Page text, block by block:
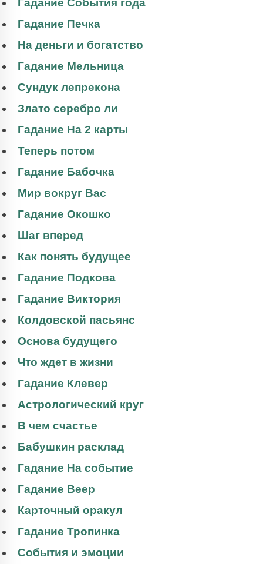
Гадание Печка
На деньги и богатство
Гадание Мельница
Сундук лепрекона
Злато серебро ли
Гадание На 2 карты
Теперь потом
Гадание Бабочка
Мир вокруг Вас
Гадание Окошко
Шаг вперед
Как понять будущее
Гадание Подкова
Гадание Виктория
Колдовской пасьянс
Основа будущего
Что ждет в жизни
Гадание Клевер
Астрологический круг
В чем счастье
Бабушкин расклад
Гадание На событие
Гадание Веер
Карточный оракул
Гадание Тропинка
События и эмоции